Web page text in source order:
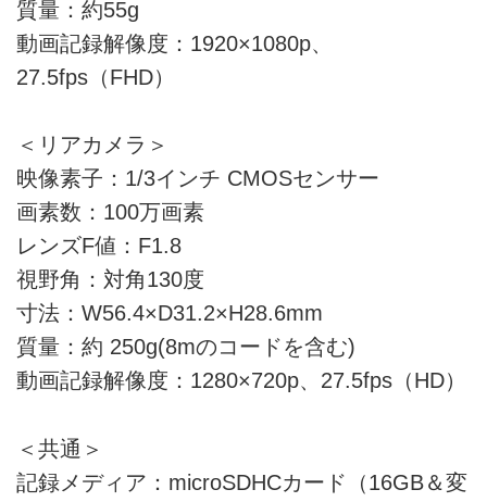
質量：約55g
動画記録解像度：1920×1080p、
27.5fps（FHD）
＜リアカメラ＞
映像素子：1/3インチ CMOSセンサー
画素数：100万画素
レンズF値：F1.8
視野角：対角130度
寸法：W56.4×D31.2×H28.6mm
質量：約 250g(8mのコードを含む)
動画記録解像度：1280×720p、27.5fps（HD）
＜共通＞
記録メディア：microSDHCカード（16GB＆変